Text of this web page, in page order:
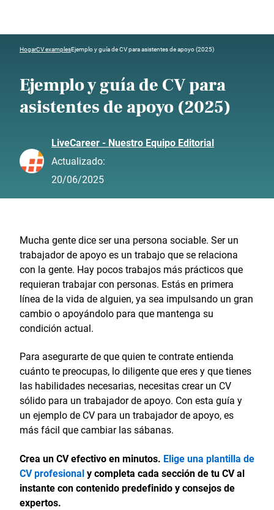
HogarCV examplesEjemplo y guía de CV para asistentes de apoyo (2025)
Ejemplo y guía de CV para
asistentes de apoyo (2025)
LiveCareer - Nuestro Equipo Editorial
Actualizado:
20/06/2025
Mucha gente dice ser una persona sociable. Ser un
trabajador de apoyo es un trabajo que se relaciona
con la gente. Hay pocos trabajos más prácticos que
requieran trabajar con personas. Estás en primera
línea de la vida de alguien, ya sea impulsando un gran
cambio o apoyándolo para que mantenga su
condición actual.
Para asegurarte de que quien te contrate entienda
cuánto te preocupas, lo diligente que eres y que tienes
las habilidades necesarias, necesitas crear un CV
sólido para un trabajador de apoyo. Con esta guía y
un ejemplo de CV para un trabajador de apoyo, es
más fácil que cambiar las sábanas.
Crea un CV efectivo en minutos. Elige una plantilla de
CV profesionaly completa cada sección de tu CV al
instante con contenido predefinido y consejos de
expertos.